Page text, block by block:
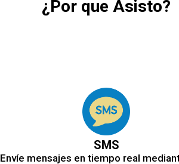
¿Por que Asisto?
SMS
Envíe mensajes en tiempo real